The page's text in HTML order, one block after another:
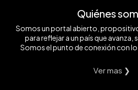
Quiénes
Somos un portal abierto,
para reflejar a un país que avanza,
Somos el punto de conexión con lo
Ver mas ❯